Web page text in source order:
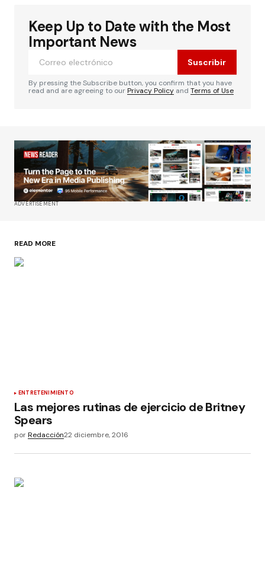
Keep Up to Date with the Most
Important News
Suscribir
By pressing the Subscribe button, you confirm that you have
read and are agreeing to ourPrivacy Policy and Terms of Use
ADVERTISEMENT
READ MORE
ENTRETENIMIENTO
Las mejores rutinas de ejercicio de Britney
Spears
porRedacción22 diciembre, 2016